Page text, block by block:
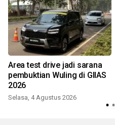
Area test drive jadi sarana
pembuktian Wuling di GIIAS
2026
Selasa, 4 Agustus 2026